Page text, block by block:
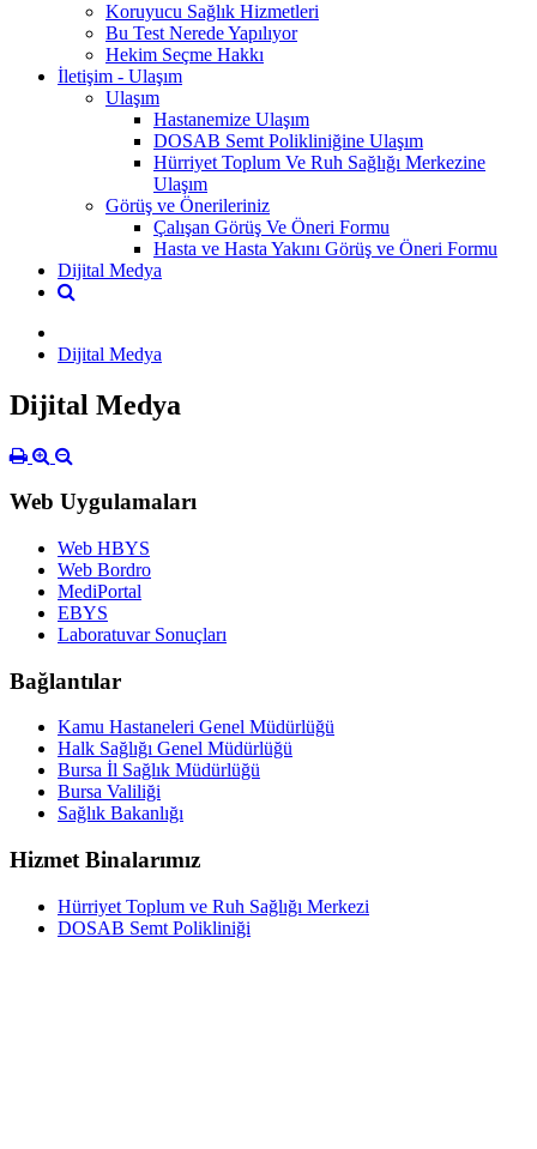
Koruyucu Sağlık Hizmetleri
Bu Test Nerede Yapılıyor
Hekim Seçme Hakkı
İletişim - Ulaşım
Ulaşım
Hastanemize Ulaşım
DOSAB Semt Polikliniğine Ulaşım
Hürriyet Toplum Ve Ruh Sağlığı Merkezine
Ulaşım
Görüş ve Önerileriniz
Çalışan Görüş Ve Öneri Formu
Hasta ve Hasta Yakını Görüş ve Öneri Formu
Dijital Medya
Dijital Medya
Dijital Medya
Web Uygulamaları
Web HBYS
Web Bordro
MediPortal
EBYS
Laboratuvar Sonuçları
Bağlantılar
Kamu Hastaneleri Genel Müdürlüğü
Halk Sağlığı Genel Müdürlüğü
Bursa İl Sağlık Müdürlüğü
Bursa Valiliği
Sağlık Bakanlığı
Hizmet Binalarımız
Hürriyet Toplum ve Ruh Sağlığı Merkezi
DOSAB Semt Polikliniği